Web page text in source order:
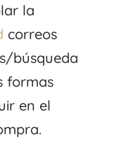
la
correos
búsqueda
formas
en el